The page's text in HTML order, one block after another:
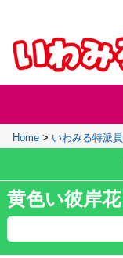
Home > いわみる特派員
黄色い彼岸花